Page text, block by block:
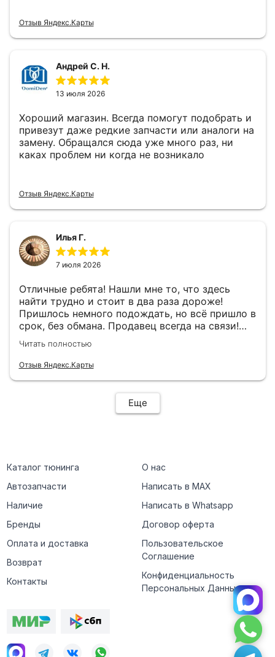
Отзыв Яндекс.Карты
Андрей С. Н.
13 июля 2026
Хороший магазин. Всегда помогут подобрать и
привезут даже редкие запчасти или аналоги на
замену. Обращался сюда уже много раз, ни
каках проблем ни когда не возникало
Отзыв Яндекс.Карты
Илья Г.
7 июля 2026
Отличные ребята! Нашли мне то, что здесь
найти трудно и стоит в два раза дороже!
Пришлось немного подождать, но всё пришло в
срок, без обмана. Продавец всегда на связи!
Буду ещё обращаться! 👍
Читать полностью
Отзыв Яндекс.Карты
Еще
Каталог тюнинга
Автозапчасти
Наличие
Бренды
Оплата и доставка
Возврат
Контакты
О нас
Написать в MAX
Написать в Whatsapp
Договор оферта
Пользовательское
Соглашение
Конфиденциальность
Персональных Данных